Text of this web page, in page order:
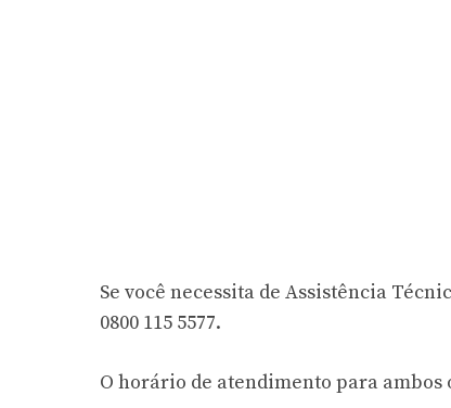
Se você necessita de Assistência
0800 115 5577.
O horário de atendimento para ambos